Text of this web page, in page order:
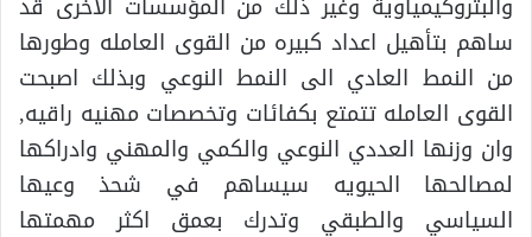
ساهم بتأهيل اعداد كبيره من القوى العامله وطورها
من النمط العادي الى النمط النوعي وبذلك اصبحت
القوى العامله تتمتع بكفائات وتخصصات مهنيه راقيه,
وان وزنها العددي النوعي والكمي والمهني وادراكها
لمصالحها الحيويه سيساهم في شحذ وعيها
السياسي والطبقي وتدرك بعمق اكثر مهمتها